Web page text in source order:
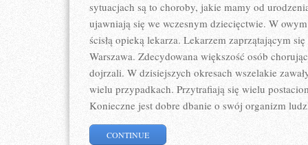
sytuacjach są to choroby, jakie mamy od
ujawniają się we wczesnym dziecięctwie. W
ścisłą opieką lekarza. Lekarzem zaprzątającym
Warszawa. Zdecydowana większość osób
dojrzali. W dzisiejszych okresach wszelakie
wielu przypadkach. Przytrafiają się wielu
Konieczne jest dobre dbanie o swój organizm
CONTINUE